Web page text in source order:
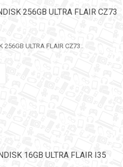
256GB ULTRA FLAIR CZ73
256GB ULTRA FLAIR CZ73..
16GB ULTRA FLAIR I35